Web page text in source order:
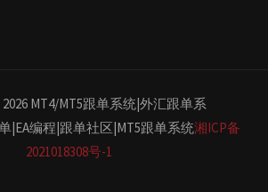
MT4/MT5跟单系统|外汇跟单系
|EA编程|跟单社区|MT5跟单系统湘ICP备
2021018308号-1